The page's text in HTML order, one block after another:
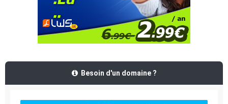
Besoin d'un domaine ?